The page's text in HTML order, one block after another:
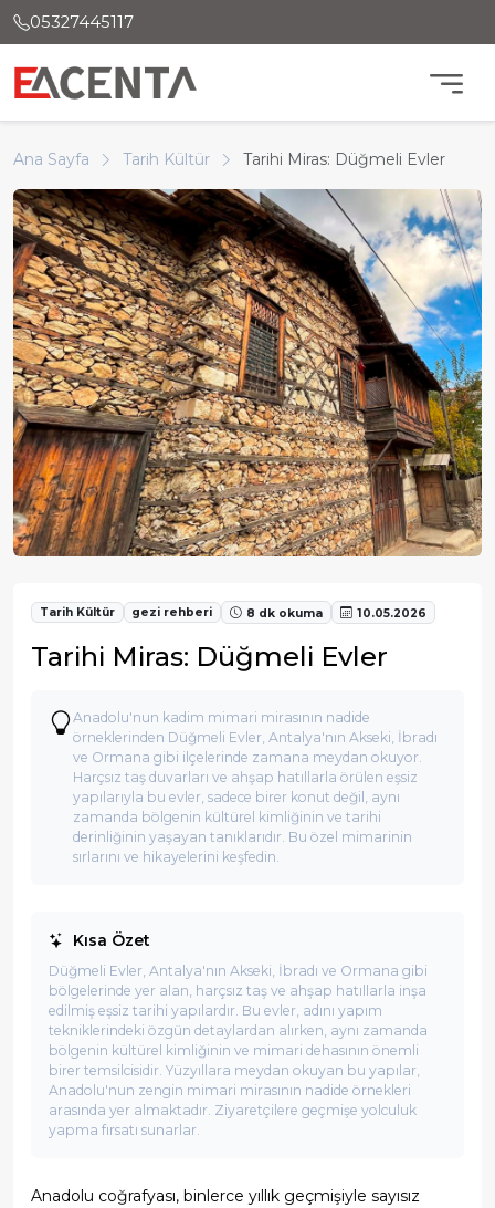
05327445117
Ana Sayfa Tarih Kültür Tarihi Miras: Düğmeli Evler
Tarih Kültür gezi rehberi 8 dk okuma 10.05.2026
Tarihi Miras: Düğmeli Evler
Anadolu'nun kadim mimari mirasının nadide
örneklerinden Düğmeli Evler, Antalya'nın Akseki, İbradı
ve Ormana gibi ilçelerinde zamana meydan okuyor.
Harçsız taş duvarları ve ahşap hatıllarla örülen eşsiz
yapılarıyla bu evler, sadece birer konut değil, aynı
zamanda bölgenin kültürel kimliğinin ve tarihi
derinliğinin yaşayan tanıklarıdır. Bu özel mimarinin
sırlarını ve hikayelerini keşfedin.
Kısa Özet
Düğmeli Evler, Antalya'nın Akseki, İbradı ve Ormana gibi
bölgelerinde yer alan, harçsız taş ve ahşap hatıllarla inşa
edilmiş eşsiz tarihi yapılardır. Bu evler, adını yapım
tekniklerindeki özgün detaylardan alırken, aynı zamanda
bölgenin kültürel kimliğinin ve mimari dehasının önemli
birer temsilcisidir. Yüzyıllara meydan okuyan bu yapılar,
Anadolu'nun zengin mimari mirasının nadide örnekleri
arasında yer almaktadır. Ziyaretçilere geçmişe yolculuk
yapma fırsatı sunarlar.
Anadolu coğrafyası, binlerce yıllık geçmişiyle sayısız